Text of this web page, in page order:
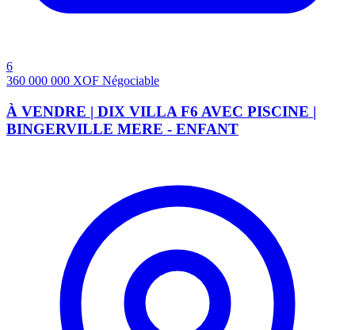
6
360 000 000 XOF Négociable
À VENDRE | DIX VILLA F6 AVEC PISCINE |
BINGERVILLE MERE - ENFANT